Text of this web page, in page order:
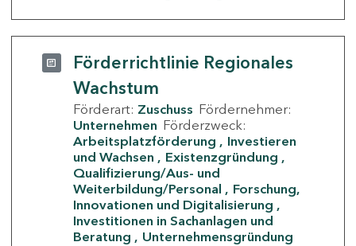
Förderrichtlinie Regionales
Wachstum
Förderart: Zuschuss Fördernehmer:
Unternehmen Förderzweck:
Arbeitsplatzförderung
Investieren
und Wachsen
Existenzgründung
Qualifizierung/Aus- und
Weiterbildung/Personal
Forschung,
Innovationen und Digitalisierung
Investitionen in Sachanlagen und
Beratung
Unternehmensgründung